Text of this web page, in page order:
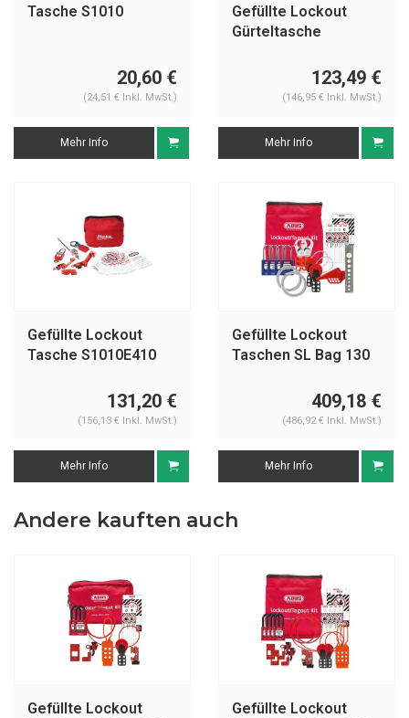
Tasche S1010
20,60 €
(24,51 € Inkl. MwSt.)
Mehr Info
Gefüllte Lockout
Gürteltasche
123,49 €
(146,95 € Inkl. MwSt.)
Mehr Info
Gefüllte Lockout
Tasche S1010E410
131,20 €
(156,13 € Inkl. MwSt.)
Mehr Info
Gefüllte Lockout
Taschen SL Bag 130
409,18 €
(486,92 € Inkl. MwSt.)
Mehr Info
Andere kauften auch
Gefüllte Lockout
Gefüllte Lockout